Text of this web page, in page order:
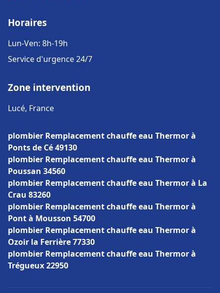
Horaires
Lun-Ven: 8h-19h
Service d'urgence 24/7
Zone intervention
Lucé, France
plombier Remplacement chauffe eau Thermor à
Ponts de Cé 49130
plombier Remplacement chauffe eau Thermor à
Poussan 34560
plombier Remplacement chauffe eau Thermor à La
Crau 83260
plombier Remplacement chauffe eau Thermor à
Pont à Mousson 54700
plombier Remplacement chauffe eau Thermor à
Ozoir la Ferrière 77330
plombier Remplacement chauffe eau Thermor à
Trégueux 22950